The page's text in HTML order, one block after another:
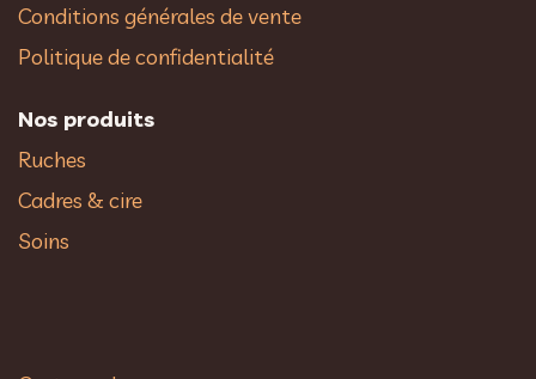
Conditions générales de vente
Politique de confidentialité
Nos produits
Ruches
Cadres & cire
Soins